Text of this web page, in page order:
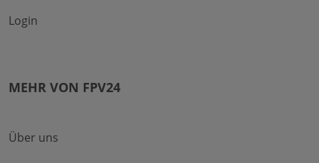
Login
MEHR VON FPV24
Über uns